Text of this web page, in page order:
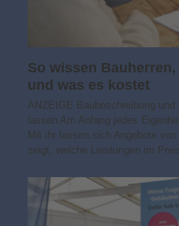
So wissen
und was es kostet
ANZEIGE Baubeschreibung
lassen Am Anfang jedes
Mit ihr lassen sich Angebote
zeigt, welche Leistungen im